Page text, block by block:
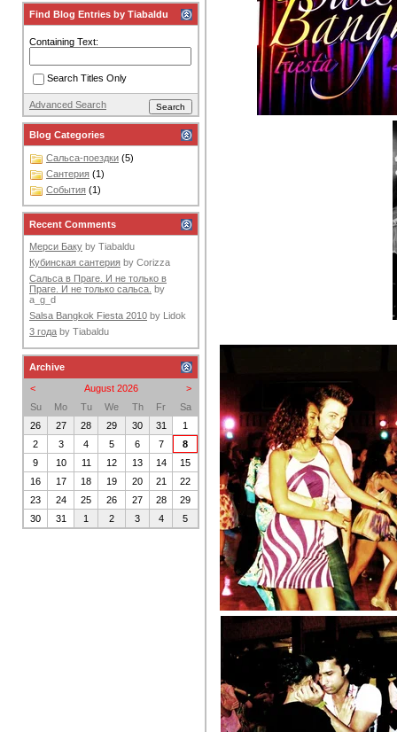
Find Blog Entries by Tiabaldu
Containing Text:
Search Titles Only
Advanced Search
Blog Categories
Сальса-поездки (5)
Сантерия (1)
События (1)
Recent Comments
Мерси Баку by Tiabaldu
Кубинская сантерия by Corizza
Сальса в Праге. И не только в
Праге. И не только сальса. by
a_g_d
Salsa Bangkok Fiesta 2010 by Lidok
3 года by Tiabaldu
Archive
<
>
August 2026
Su
Mo Tu We Th Fr
Sa
26
27 28 29 30 31
1
2
3 4 5 6 7
8
9
10 11 12 13 14
15
16
17 18 19 20 21
22
23
24 25 26 27 28
29
30
31 1 2 3 4 5